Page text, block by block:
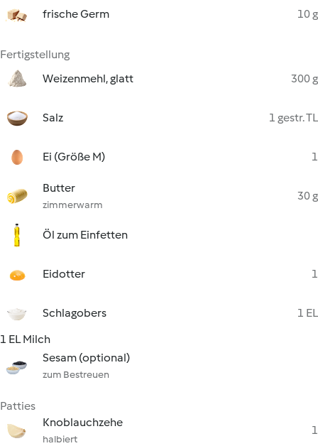
frische Germ 10 g
Fertigstellung
Weizenmehl, glatt
300 g
Salz 1 gestr. TL
Ei (Größe M) 1
Butter
zimmerwarm
30 g
Öl zum Einfetten
Eidotter 1
Schlagobers
1 EL
1 EL Milch
Sesam (optional)
zum Bestreuen
Patties
Knoblauchzehe
halbiert
1